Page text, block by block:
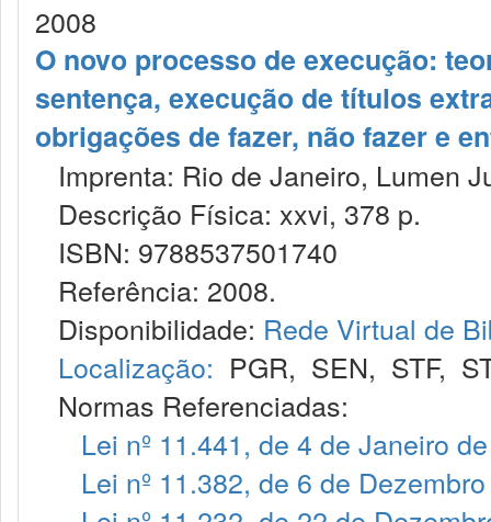
2008
O novo processo de execução:
sentença, execução de títulos
obrigações de fazer, não fazer e
Imprenta: Rio de Janeiro, Lumen
Descrição Física: xxvi, 378 p.
ISBN: 9788537501740
Referência: 2008.
Disponibilidade: Rede Virtual de
Localização: PGR, SEN, STF,
Normas Referenciadas:
Lei nº 11.441, de 4 de Janeiro
Lei nº 11.382, de 6 de